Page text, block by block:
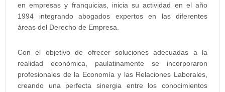
en empresas y franquicias, inicia su actividad en el año
1994 integrando abogados expertos en las diferentes
áreas del Derecho de Empresa.
Con el objetivo de ofrecer soluciones adecuadas a la
realidad económica, paulatinamente se incorporaron
profesionales de la Economía y las Relaciones Laborales,
creando una perfecta sinergia entre los conocimientos